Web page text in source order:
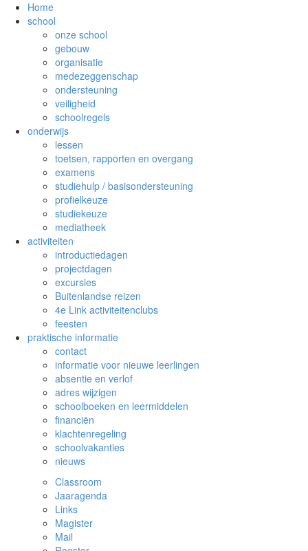
Home
school
onze school
gebouw
organisatie
medezeggenschap
ondersteuning
veiligheid
schoolregels
onderwijs
lessen
toetsen, rapporten en overgang
examens
studiehulp / basisondersteuning
profielkeuze
studiekeuze
mediatheek
activiteiten
introductiedagen
projectdagen
excursies
Buitenlandse reizen
4e Link activiteitenclubs
feesten
praktische informatie
contact
informatie voor nieuwe leerlingen
absentie en verlof
adres wijzigen
schoolboeken en leermiddelen
financiën
klachtenregeling
schoolvakanties
nieuws
Classroom
Jaaragenda
Links
Magister
Mail